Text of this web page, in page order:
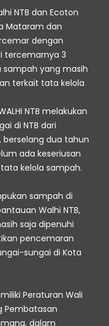
NTB dan Ecoton
Mataram dan
dengan
tercemarnya 3
yang masih
terkait tata kelola
NTB melakukan
di NTB dari
berselang dua tahun
ada keseriusan
kelola sampah.
sampah di
Walhi NTB,
saja dipenuhi
pencemaran
sungai di Kota
Peraturan Wali
Pembatasan
dalam